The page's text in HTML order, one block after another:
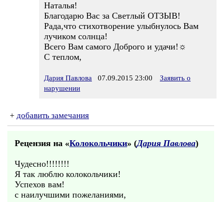
Наталья!
Благодарю Вас за Светлый ОТЗЫВ!
Рада,что стихотворение улыбнулось Вам
лучиком солнца!
Всего Вам самого Доброго и удачи!☼
С теплом,
Дария Павлова 07.09.2015 23:00
Заявить о
нарушении
+ добавить замечания
Рецензия на «Колокольчики» (Дария Павлова)
Чудесно!!!!!!!!
Я так люблю колокольчики!
Успехов вам!
с наилучшими пожеланиями,